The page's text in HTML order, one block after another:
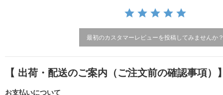
最初のカスタマーレビューを投稿してみませんか
【 出荷・配送のご案内（ご注文前の確認事項）
お支払いについて